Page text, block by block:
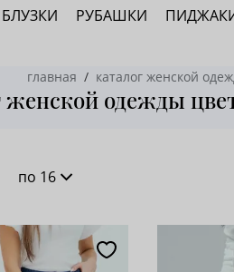
БЛУЗКИ РУБАШКИ
главная каталог женской
женской одежды
по 16
28